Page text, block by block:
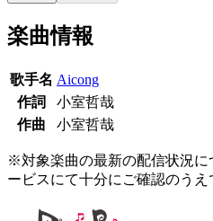
楽曲情報
歌手名 Aicong
作詞
小室哲哉
作曲
小室哲哉
※対象楽曲の最新の配信状況に
ービスにて十分にご確認のうえ